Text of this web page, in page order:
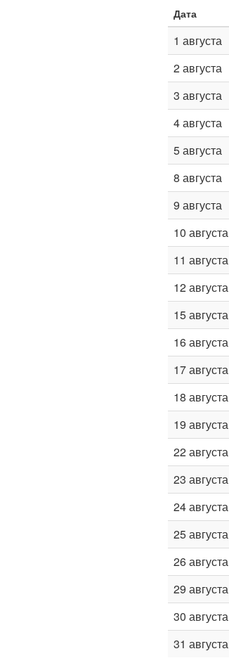
Дата
1 августа
2 августа
3 августа
4 августа
5 августа
8 августа
9 августа
10 августа
11 августа
12 августа
15 августа
16 августа
17 августа
18 августа
19 августа
22 августа
23 августа
24 августа
25 августа
26 августа
29 августа
30 августа
31 августа